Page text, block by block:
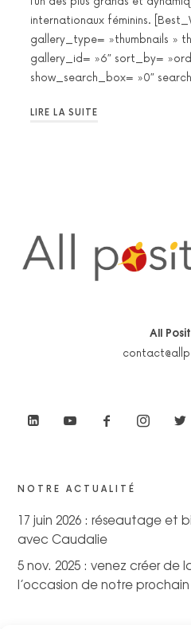
internationaux féminins.
gallery_type= »thumbnails »
gallery_id= »6″ sort_by=
show_search_box= »0″
LIRE LA SUITE
All
NOTRE ACTUALITÉ
17 juin 2026 : réseautage et
avec Caudalie
5 nov. 2025 : venez créer de
l’occasion de notre